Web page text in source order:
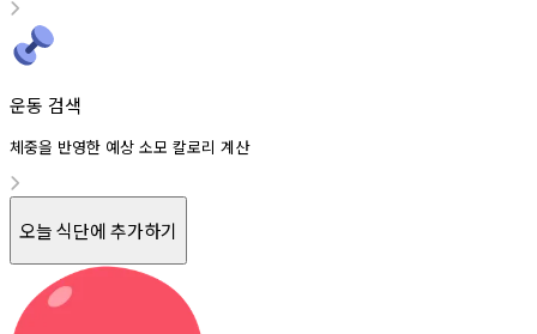
운동 검색
체중을 반영한 예상 소모 칼로리 계산
오늘 식단에 추가하기